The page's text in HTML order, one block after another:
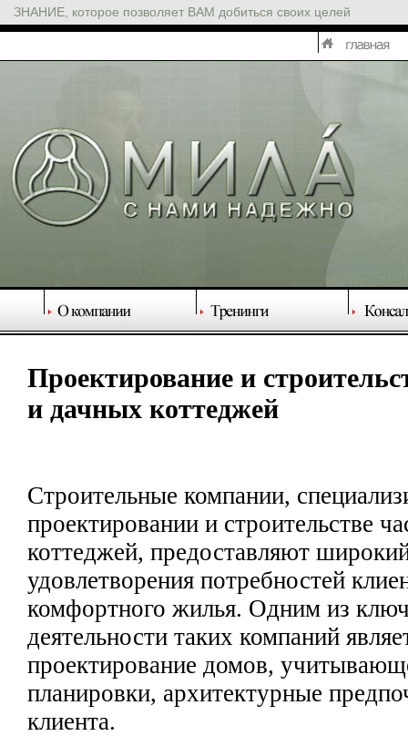
ЗНАНИЕ, которое позволяет ВАМ добиться своих целей
Проектирование и
и дачных коттеджей
Строительные компании,
проектировании и строительстве
коттеджей, предоставляют
удовлетворения потребностей
комфортного жилья. Одним из
деятельности таких компаний
проектирование домов,
планировки, архитектурные
клиента.